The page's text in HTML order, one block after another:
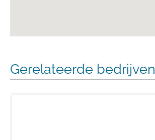
Gerelateerde bedrijven